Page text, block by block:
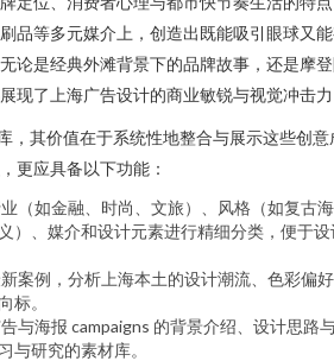
品等多元媒介上，创造出既能吸引眼球又
论是经典外滩背景下的品牌故事，还是摩
现了上海广告设计的商业敏锐与视觉冲击
，其价值在于系统性地整合与展示这些创意
更应具备以下功能：
（如金融、时尚、文旅）、风格（如复古海
）、媒介和设计元素进行精细分类，便于设
案例，分析上海本土的设计潮流、色彩偏
标。
与海报 campaigns 的背景介绍、设计思路
与研究的素材库。